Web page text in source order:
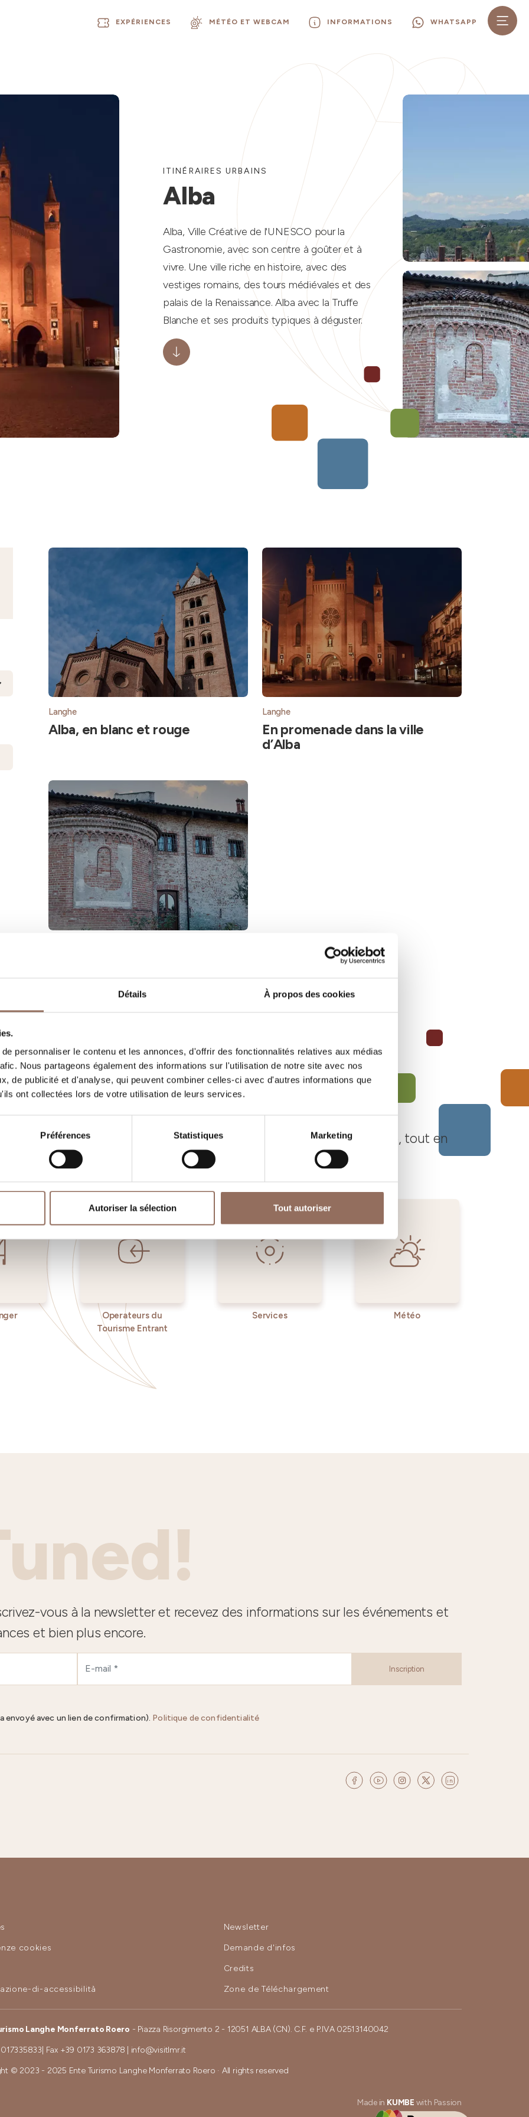
Détails À propos des cookies
personnaliser le contenu et les annonces, d'offrir des fonctionnalités relatives aux médias
Nous partageons également des informations sur l'utilisation de notre site avec nos
de publicité et d'analyse, qui peuvent combiner celles-ci avec d'autres informations que
ont collectées lors de votre utilisation de leurs services.
Préférences Statistiques Marketing
Autoriser la sélection Tout autoriser
EXPÉRIENCES MÉTÉO ET WEBCAM INFORMATIONS WHATSAPP
ITINÉRAIRES URBAINS
Alba
Alba, Ville Créative de l'UNESCO pour la
Gastronomie, avec son centre à goûter et à
vivre. Une ville riche en histoire, avec des
vestiges romains, des tours médiévales et des
palais de la Renaissance. Alba avec la Truffe
Blanche et ses produits typiques à déguster.
Langhe
Alba, en blanc et rouge
Langhe
En promenade dans la ville
d’Alba
Vos vacances
quoi faire et visiter dans chaque coin de Langhe Monferrato Roero, tout en
gardant un œil sur la météo en temps réel
Operateurs du
Tourisme Entrant
Services Météo
vous à la newsletter et recevez des informations sur les événements et
et bien plus encore.
Inscription
envoyé avec un lien de confirmation). Politique de confidentialité
cookies
di-accessibilità
Newsletter
Demande d'infos
Credits
Zone de Téléchargement
Langhe Monferrato Roero - Piazza Risorgimento 2 - 12051 ALBA (CN). C.F. e P.IVA 02513140042
| Fax +39 0173 363878 info@visitlmr.it
© 2023 - 2025 Ente Turismo Langhe Monferrato Roero · All rights reserved
Made in KUMBE with Passion